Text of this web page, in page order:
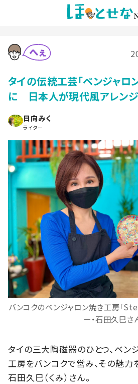
タイの伝統工芸「ベンジャロ
に 日本人が現代風アレンジ
日向みく
ライター
バンコクのベンジャロン焼き工房「
ー・石田久巳さ
タイの三大陶磁器のひとつ、ベン
工房をバンコクで営み、その魅力
石田久巳（くみ）さん。